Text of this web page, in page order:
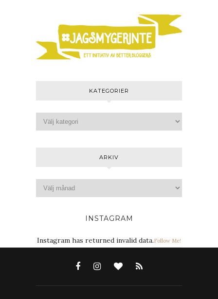
KATEGORIER
ARKIV
INSTAGRAM
Instagram has returned invalid data.Follow Me!